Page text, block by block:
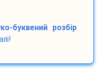
буквений розбір